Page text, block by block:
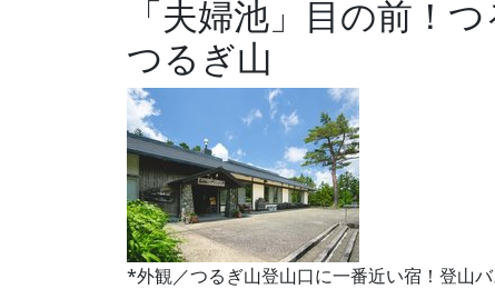
「夫婦池」目の前！
つるぎ山
*外観／つるぎ山登山口に一番近い宿！登山